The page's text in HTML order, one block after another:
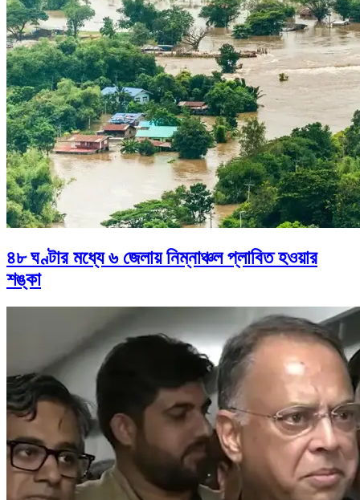
৪৮ ঘণ্টার মধ্যে ৬ জেলায় নিম্নাঞ্চল প্লাবিত হওয়ার
শঙ্কা